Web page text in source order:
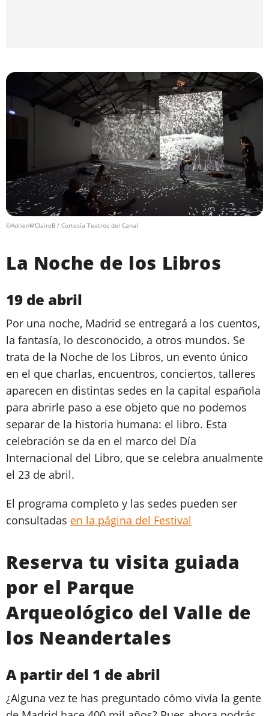
©AdrienMClaireB / Cortesía Teatros del Canal
La Noche de los Libros
19 de abril
Por una noche, Madrid se entregará a los cuentos,
la fantasía, lo desconocido, a otros mundos. Se
trata de la Noche de los Libros, un evento único
en el que charlas, encuentros, conciertos, talleres
aparecen en distintas sedes en la capital española
para abrirle paso a ese objeto que no podemos
separar de la historia humana: el libro. Esta
celebración se da en el marco del Día
Internacional del Libro, que se celebra anualmente
el 23 de abril.
El programa completo y las sedes pueden ser
consultadas en la página del Festival
Reserva tu visita guiada
por el Parque
Arqueológico del Valle de
los Neandertales
A partir del 1 de abril
¿Alguna vez te has preguntado cómo vivía la gente